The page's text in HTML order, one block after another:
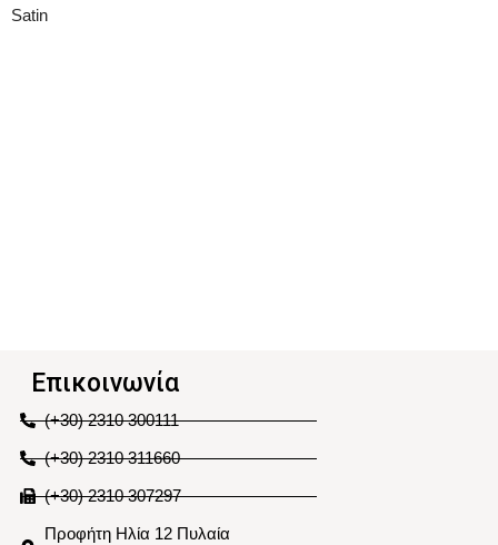
Satin
Επικοινωνία
(+30) 2310 300111
(+30) 2310 311660
(+30) 2310 307297
Προφήτη Ηλία 12 Πυλαία